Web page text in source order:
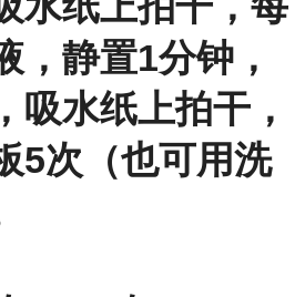
，静置1分钟，
吸水纸上拍干，
5次（也可用洗